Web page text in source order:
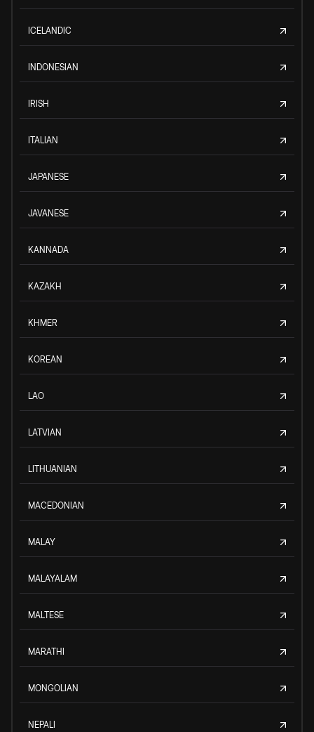
ICELANDIC
INDONESIAN
IRISH
ITALIAN
JAPANESE
JAVANESE
KANNADA
KAZAKH
KHMER
KOREAN
LAO
LATVIAN
LITHUANIAN
MACEDONIAN
MALAY
MALAYALAM
MALTESE
MARATHI
MONGOLIAN
NEPALI